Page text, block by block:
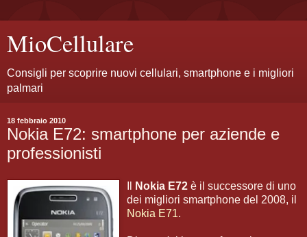
MioCellulare
Consigli per scoprire nuovi cellulari, smartphone e i migliori
palmari
18 febbraio 2010
Nokia E72: smartphone per aziende e
professionisti
Nokia E72 è il successore di uno
dei migliori smartphone del 2008, il
Nokia E71.